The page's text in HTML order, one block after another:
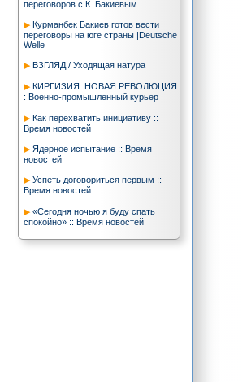
переговоров с К. Бакиевым
Курманбек Бакиев готов вести
переговоры на юге страны |Deutsche
Welle
ВЗГЛЯД / Уходящая натура
КИРГИЗИЯ: НОВАЯ РЕВОЛЮЦИЯ
: Военно-промышленный курьер
Как перехватить инициативу ::
Время новостей
Ядерное испытание :: Время
новостей
Успеть договориться первым ::
Время новостей
«Сегодня ночью я буду спать
спокойно» :: Время новостей
Пекин оголил тыл Тегерана -